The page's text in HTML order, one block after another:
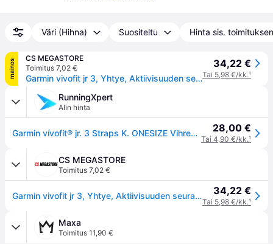
Väri (Hihna) Suositeltu Hinta sis. toimituksen
mainos
CS MEGASTORE
Toimitus 7,02 €
Garmin vivofit jr 3, Yhtye, Aktiivisuuden seuraaja, Vaaleanpunainen, Garmin, Silikoni, 1 kpl
34,22 €
Tai 5,98 €/kk.¹
RunningXpert
Alin hinta
Garmin vívofit® jr. 3 Straps K. ONESIZE Vihreä Lapset 28,00 €
Tai 4,90 €/kk.¹
CS MEGASTORE
Toimitus 7,02 €
Garmin vivofit jr 3, Yhtye, Aktiivisuuden seuraaja, Vaaleanpunainen, Garmin, Silikoni, 1 kpl 34,22 €
Tai 5,98 €/kk.¹
Maxa
Toimitus 11,90 €